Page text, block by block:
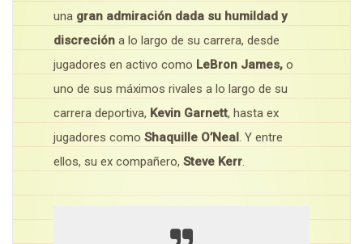
una gran admiración dada su humildad y
discreción a lo largo de su carrera, desde
jugadores en activo como LeBron James, o
uno de sus máximos rivales a lo largo de su
carrera deportiva, Kevin Garnett, hasta ex
jugadores como Shaquille O’Neal . Y entre
ellos, su ex compañero, Steve Kerr